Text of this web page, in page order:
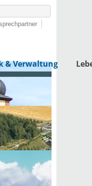
& Verwaltung
Rathaus›